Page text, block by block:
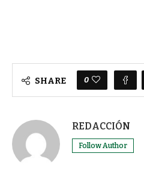
SHARE 0
REDACCIÓN
Follow Author